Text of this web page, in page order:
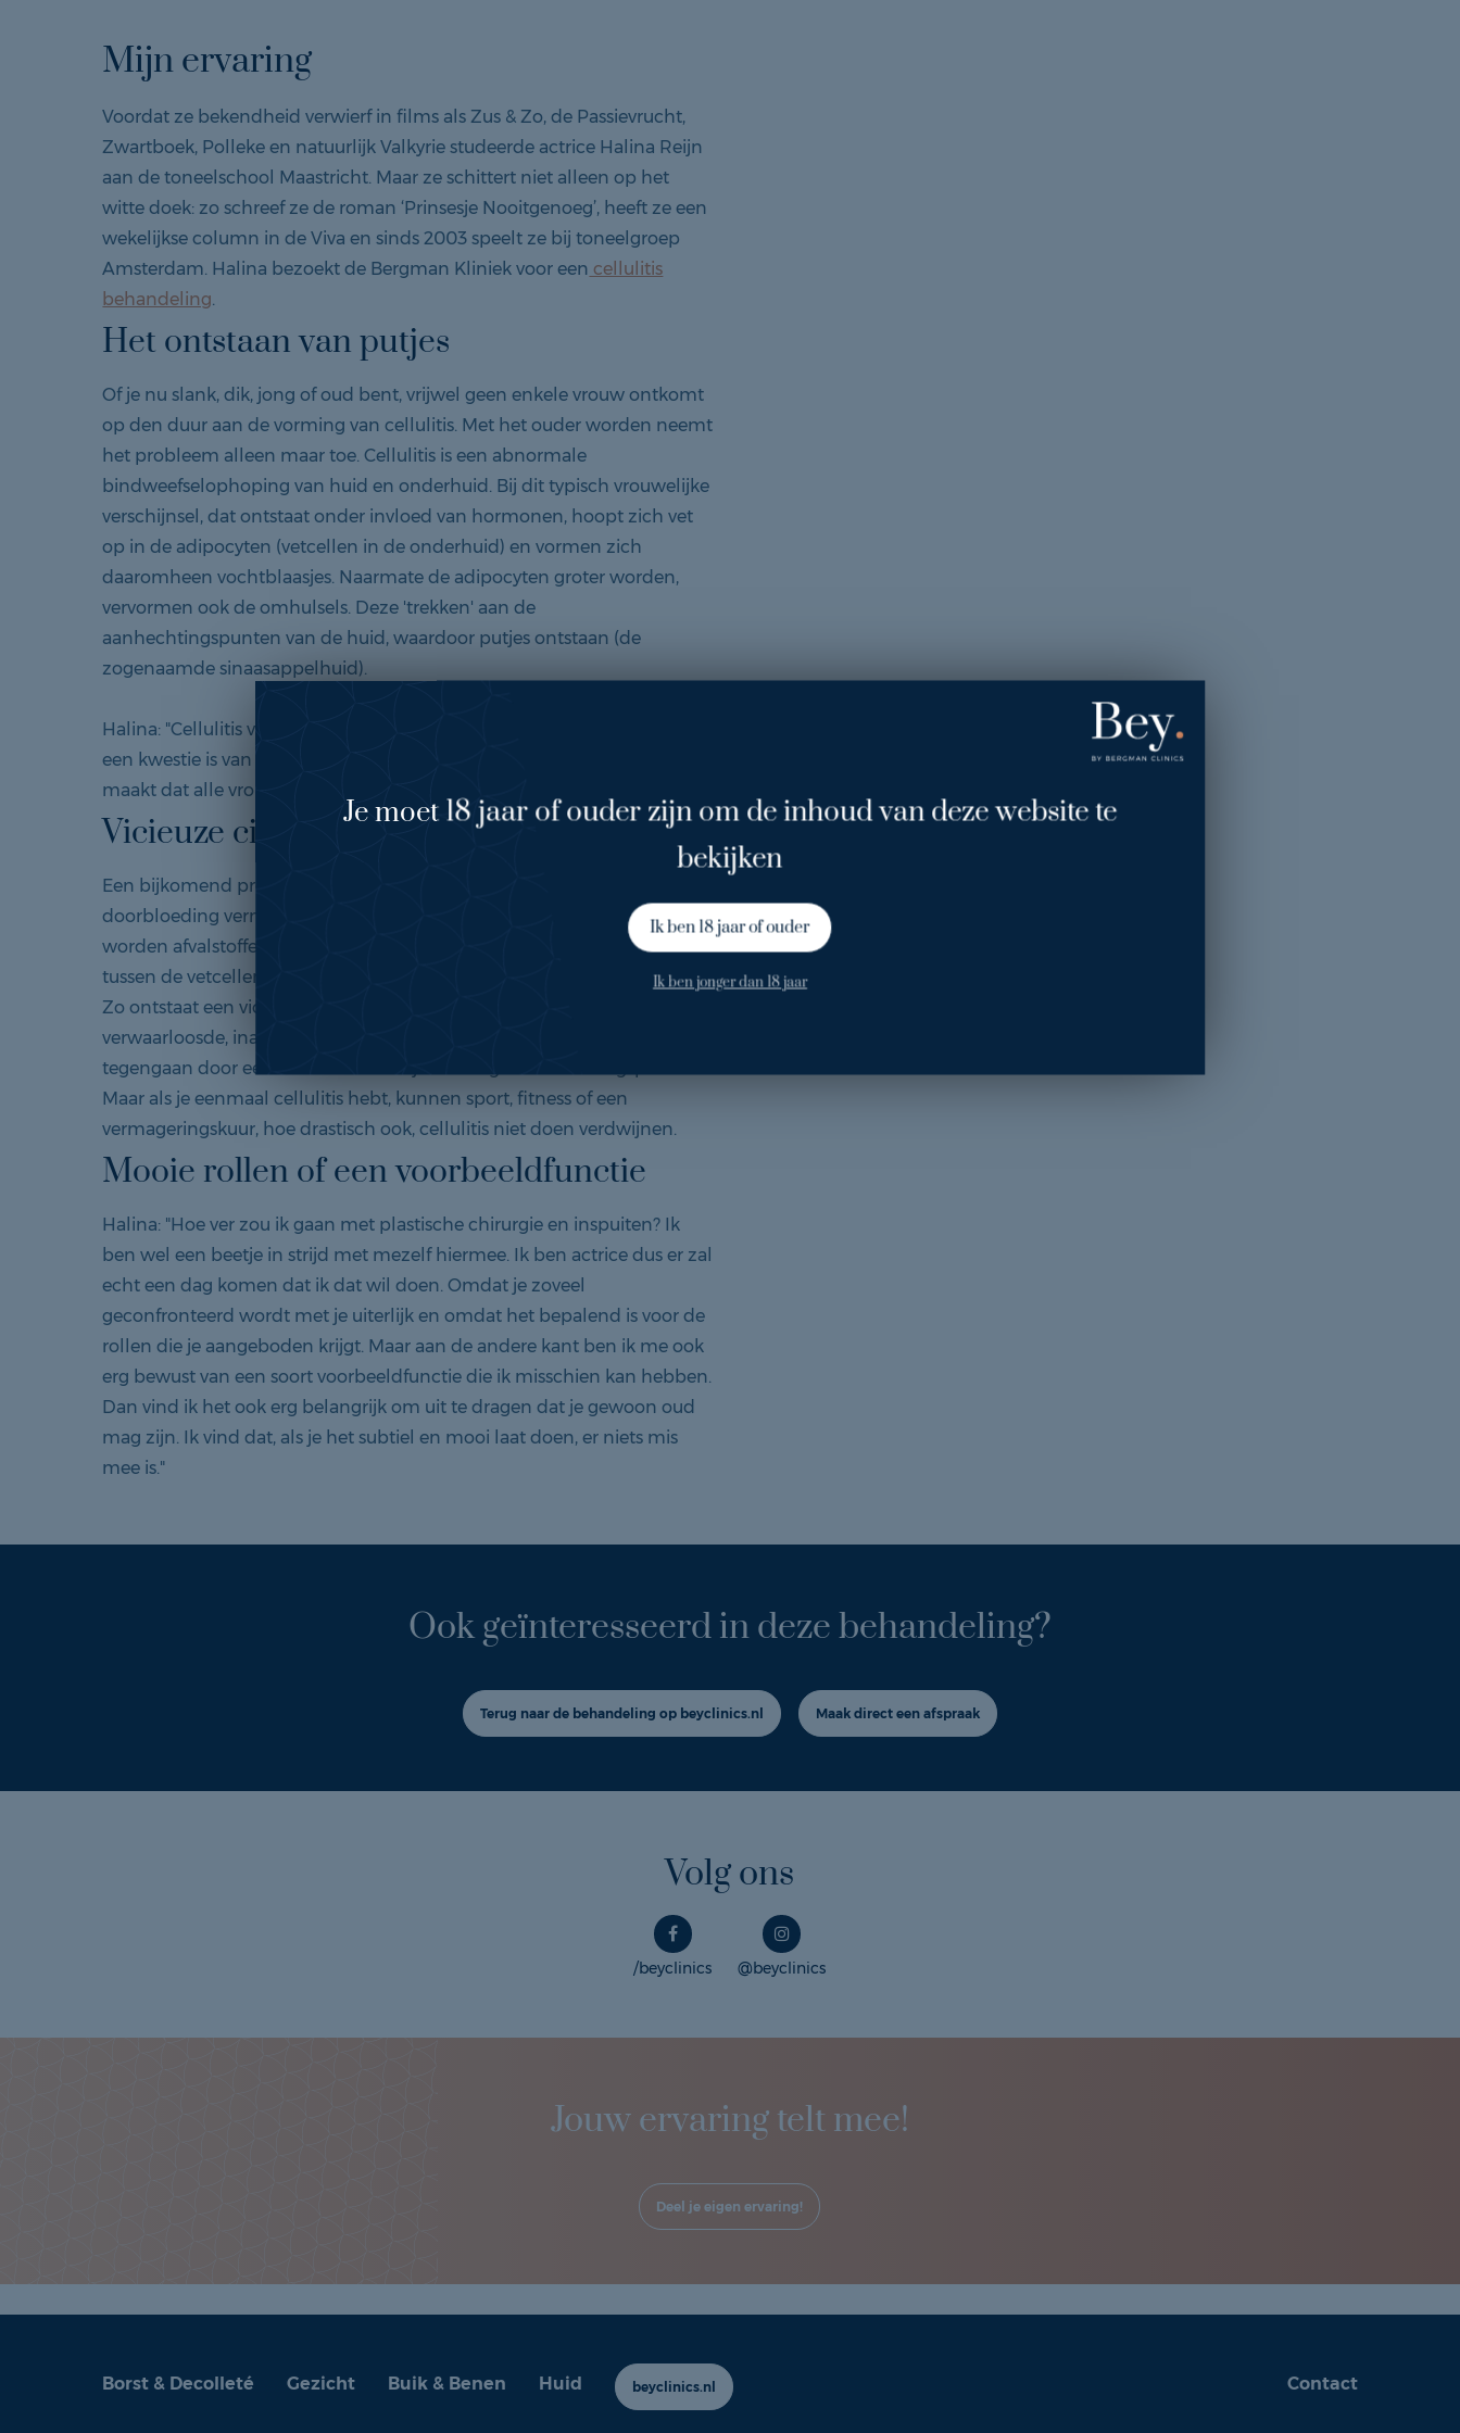
Je moet 18 jaar of ouder zijn om de inhoud van deze website te
bekijken
Ik ben 18 jaar of ouder
Ik ben jonger dan 18 jaar
Mijn ervaring
Voordat ze bekendheid verwierf in films als Zus & Zo, de Passievrucht,
Zwartboek, Polleke en natuurlijk Valkyrie studeerde actrice Halina Reijn
aan de toneelschool Maastricht. Maar ze schittert niet alleen op het
witte doek: zo schreef ze de roman ‘Prinsesje Nooitgenoeg’, heeft ze een
wekelijkse column in de Viva en sinds 2003 speelt ze bij toneelgroep
Amsterdam. Halina bezoekt de Bergman Kliniek voor een cellulitis
behandeling
Het ontstaan van putjes
Of je nu slank, dik, jong of oud bent, vrijwel geen enkele vrouw ontkomt
op den duur aan de vorming van cellulitis. Met het ouder worden neemt
het probleem alleen maar toe. Cellulitis is een abnormale
bindweefselophoping van huid en onderhuid. Bij dit typisch vrouwelijke
verschijnsel, dat ontstaat onder invloed van hormonen, hoopt zich vet
op in de adipocyten (vetcellen in de onderhuid) en vormen zich
daaromheen vochtblaasjes. Naarmate de adipocyten groter worden,
vervormen ook de omhulsels. Deze 'trekken' aan de
aanhechtingspunten van de huid, waardoor putjes ontstaan (de
zogenaamde sinaasappelhuid).
Halina: "Cellulitis vind ik een heel interessant onderwerp omdat het niet
een kwestie is van dik of dun. Ook dunne vrouwen hebben dit en dat
maakt dat alle vrouwen die ik ken hiermee zitten."
Vicieuze cirkel
Een bijkomend probleem bij cellulitis is dat de plaatselijke
doorbloeding vermindert. Hierdoor verslechtert de stofwisseling en
worden afvalstoffen niet goed afgevoerd. De bindweefselstrengen
tussen de vetcellen verkorten en trekken de huid nog meer naar binnen.
Zo ontstaat een vicieuze cirkel. Een sinaasappelhuid maakt een
verwaarloosde, inactieve indruk. Je kunt de vorming van cellulitis
tegengaan door een actieve levensstijl en een gezond voedingspatroon.
Maar als je eenmaal cellulitis hebt, kunnen sport, fitness of een
vermageringskuur, hoe drastisch ook, cellulitis niet doen verdwijnen.
Mooie rollen of een voorbeeldfunctie
Halina: "Hoe ver zou ik gaan met plastische chirurgie en inspuiten? Ik
ben wel een beetje in strijd met mezelf hiermee. Ik ben actrice dus er zal
echt een dag komen dat ik dat wil doen. Omdat je zoveel
geconfronteerd wordt met je uiterlijk en omdat het bepalend is voor de
rollen die je aangeboden krijgt. Maar aan de andere kant ben ik me ook
erg bewust van een soort voorbeeldfunctie die ik misschien kan hebben.
Dan vind ik het ook erg belangrijk om uit te dragen dat je gewoon oud
mag zijn. Ik vind dat, als je het subtiel en mooi laat doen, er niets mis
mee is."
Ook geïnteresseerd in deze behandeling?
Terug naar de behandeling op beyclinics.nl Maak direct een afspraak
Volg ons
/beyclinics @beyclinics
Jouw ervaring telt mee!
Deel je eigen ervaring!
Borst & Decolleté Gezicht Buik & Benen Huid Contact
beyclinics.nl